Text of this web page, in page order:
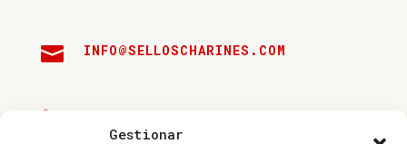
Gestionar
 INFO@SELLOSCHARINES.COM